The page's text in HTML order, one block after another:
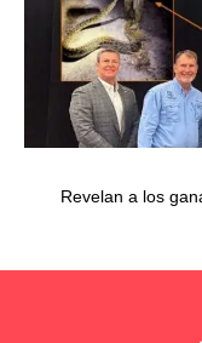
Revelan a los